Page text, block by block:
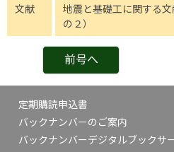
文献
地震と基礎工に関する
の２）
前号へ
定期購読申込書
バックナンバーのご案内
バックナンバーデジタルブックサ